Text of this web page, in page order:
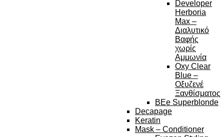
Developer
Herboria
Max –
Διαλυτικό
Βαφής
χωρίς
Αμμωνία
Oxy Clear
Blue –
Οξυζενέ
Ξανθίσματος
BEe Superblonde
Decapage
Keratin
Mask – Conditioner